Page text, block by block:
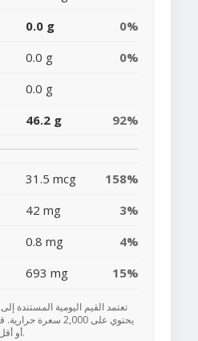
0.0 g
0%
0.0 g
0%
0.0 g
46.2 g 92%
31.5 mcg
158%
42 mg
3%
0.8 mg
4%
693 mg 15%
يحتوي على 2,000
أو أقل حسب احتياجاتك السعرية.